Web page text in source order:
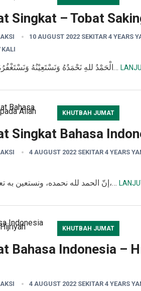
Singkat – Tobat
10 AUGUST 2022 SEKITAR 4 YEARS
KALI
KHUTBAH I الْحَمْدُ للهِ نَحْمَدُهُ وَنَسْتَعِيْنُهُ وَنَسْتَغْفُرُهُ وَنَعُوْذُ بِاللهِ…
KHUTBAH JUMAT
Singkat Bahasa
4 AUGUST 2022 SEKITAR 4 YEARS
إنّ الحمد لله نحمده، ونستعين به تعالى ونستهديه ونسترشده،…
KHUTBAH JUMAT
Bahasa Indonesia –
4 AUGUST 2022 SEKITAR 4 YEARS